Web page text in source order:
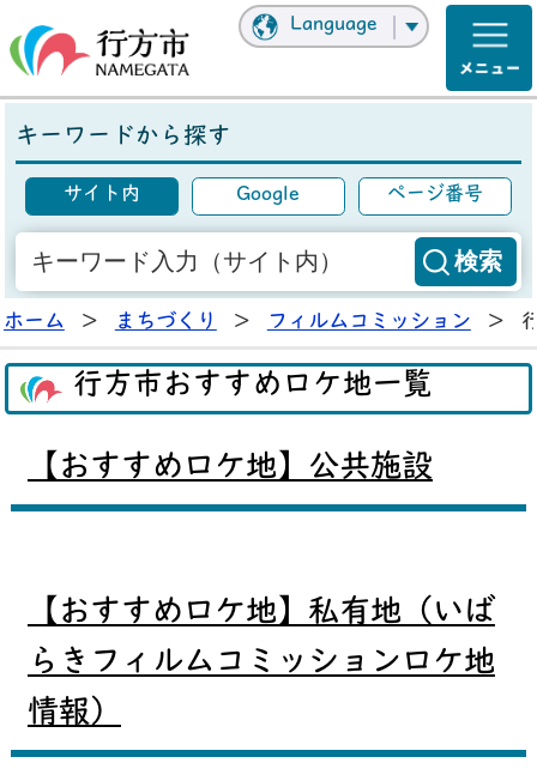
Language
キーワードから探す
サイト内 Google ページ番号
ホーム > まちづくり > フィルムコミッション >
行方市おすすめロケ地一覧
【おすすめロケ地】公共施設
【おすすめロケ地】私有地（いば
らきフィルムコミッションロケ地
情報）